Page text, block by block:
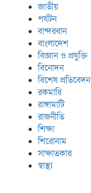
জাতীয়
পর্যটন
বান্দরবান
বাংলাদেশ
বিজ্ঞান ও প্রযুক্তি
বিনোদন
বিশেষ প্রতিবেদন
রকমারি
রাঙ্গামাটি
রাজনীতি
শিক্ষা
শিরোনাম
সাক্ষাতকার
স্বাস্থ্য